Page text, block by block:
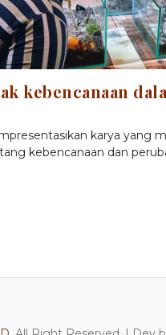
kebencanaan
karya yang
kebencanaan dan